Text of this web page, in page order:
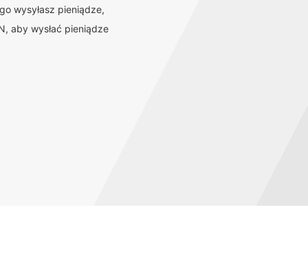
wysyłasz pieniądze,
aby wysłać pieniądze